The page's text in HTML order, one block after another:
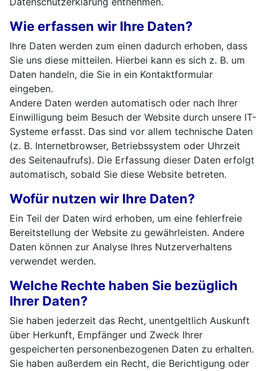
Wie erfassen wir Ihre Daten?
Ihre Daten werden zum einen dadurch erhoben, dass
Sie uns diese mitteilen. Hierbei kann es sich z. B. um
Daten handeln, die Sie in ein Kontaktformular
eingeben.
Andere Daten werden automatisch oder nach Ihrer
Einwilligung beim Besuch der Website durch unsere IT-
Systeme erfasst. Das sind vor allem technische Daten
(z. B. Internetbrowser, Betriebssystem oder Uhrzeit
des Seitenaufrufs). Die Erfassung dieser Daten erfolgt
automatisch, sobald Sie diese Website betreten.
Wofür nutzen wir Ihre Daten?
Ein Teil der Daten wird erhoben, um eine fehlerfreie
Bereitstellung der Website zu gewährleisten. Andere
Daten können zur Analyse Ihres Nutzerverhaltens
verwendet werden.
Welche Rechte haben Sie bezüglich
Ihrer Daten?
Sie haben jederzeit das Recht, unentgeltlich Auskunft
über Herkunft, Empfänger und Zweck Ihrer
gespeicherten personenbezogenen Daten zu erhalten.
Sie haben außerdem ein Recht, die Berichtigung oder